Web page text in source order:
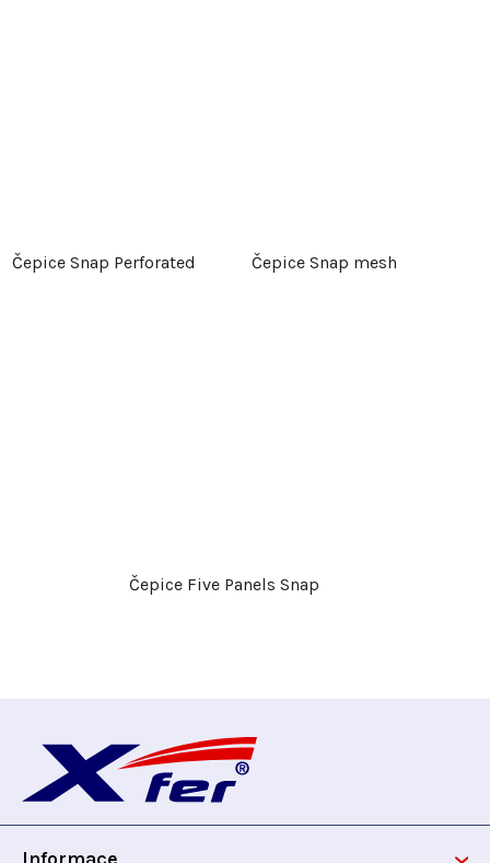
Čepice Snap Perforated Čepice Snap mesh
Čepice Five Panels Snap
p